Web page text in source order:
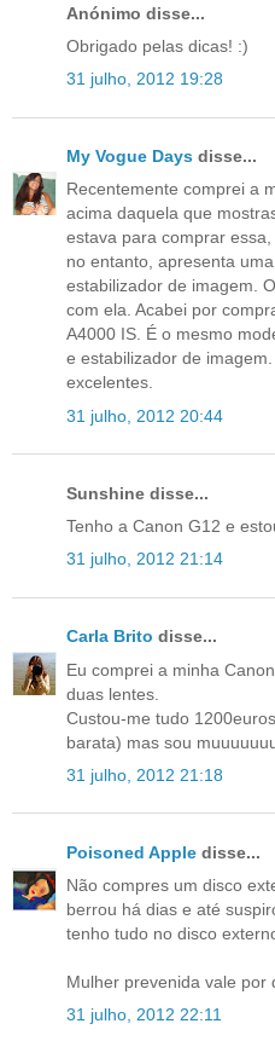
Anónimo disse...
Obrigado pelas dicas! :)
31 julho, 2012 19:28
My Vogue Days disse...
Recentemente comprei a
acima daquela que
estava para comprar
no entanto, apresenta
estabilizador de imagem.
com ela. Acabei por
A4000 IS. É o mesmo
e estabilizador de
excelentes.
31 julho, 2012 20:44
Sunshine disse...
Tenho a Canon G12 e
31 julho, 2012 21:14
Carla Brito disse...
Eu comprei a minha
duas lentes.
Custou-me tudo
barata) mas sou
31 julho, 2012 21:18
Poisoned Apple disse...
Não compres um disco
berrou há dias e até
tenho tudo no disco
Mulher prevenida vale por
31 julho, 2012 22:11